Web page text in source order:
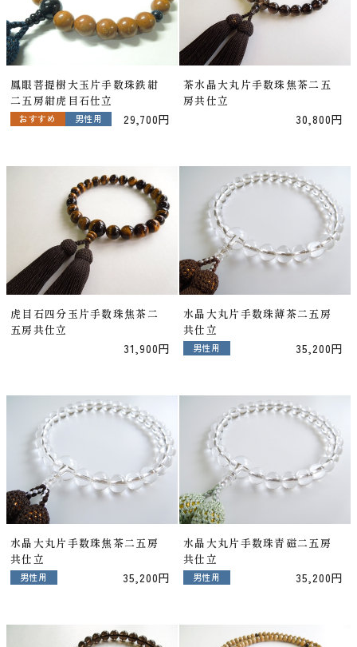
鳳眼菩提樹大玉片手数珠鉄紺
二五房紺虎目石仕立
29,700円
おすすめ 男性用
茶水晶大丸片手数珠焦茶二五
房共仕立
30,800円
虎目石四分玉片手数珠焦茶二
五房共仕立
31,900円
水晶大丸片手数珠薄茶二五房
共仕立
35,200円
男性用
水晶大丸片手数珠焦茶二五房
共仕立
35,200円
男性用
水晶大丸片手数珠青磁二五房
共仕立
35,200円
男性用